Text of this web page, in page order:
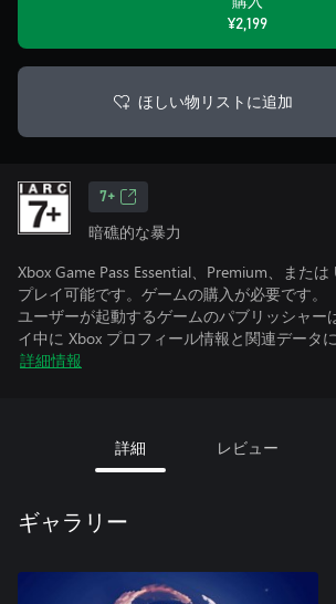
¥2,199
ほしい物リストに追加
7+
暗礁的な暴力
Xbox Game Pass Essential、Premium、また
プレイ可能です。ゲームの購入が必要です。
ユーザーが起動するゲームのパブリッシャー
イ中に Xbox プロフィール情報と関連データ
詳細情報
詳細 レビュー
ギャラリー